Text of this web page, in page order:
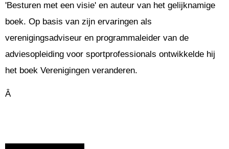
'Besturen met een visie' en auteur van het gelijknamige
boek. Op basis van zijn ervaringen als
verenigingsadviseur en programmaleider van de
adviesopleiding voor sportprofessionals ontwikkelde hij
het boek Verenigingen veranderen.
Â